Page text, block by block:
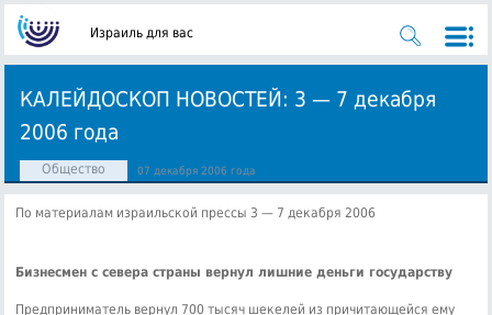
Израиль для вас
КАЛЕЙДОСКОП НОВОСТЕЙ: 3 — 7 декабря
2006 года
Общество 07 декабря 2006 года
По материалам израильской прессы 3 — 7 декабря 2006
Бизнесмен с севера страны вернул лишние деньги государству
Предприниматель вернул 700 тысяч шекелей из причитающейся ему